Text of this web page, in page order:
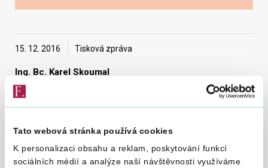
Tato webová stránka používá cookies
K personalizaci obsahu a reklam, poskytování funkcí
sociálních médií a analýze naší návštěvnosti využíváme
Vyhledat na webu
15. 12. 2016 Tisková zpráva
Ing. Bc. Karel Skoumal
tiskový mluvčí Finančního úřadu pro Zlínský kraj
prosince 2016 na Zlínsku.
Zejména výrobky z drahých kovů, dámské a pánské hodinky,